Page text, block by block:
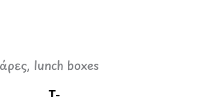
lunch boxes